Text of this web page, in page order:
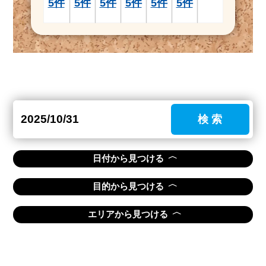
5件 5件 5件 5件 5件 5件
検 索
日付から見つける 〈
目的から見つける 〈
エリアから見つける 〈